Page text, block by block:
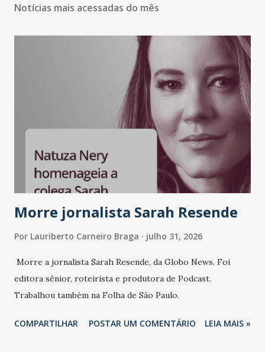
Notícias mais acessadas do mês
Morre jornalista Sarah Resende
Por Lauriberto Carneiro Braga julho 31, 2026
Morre a jornalista Sarah Resende, da Globo News. Foi
editora sênior, roteirista e produtora de Podcast.
Trabalhou também na Folha de São Paulo.
COMPARTILHAR POSTAR UM COMENTÁRIO LEIA MAIS »